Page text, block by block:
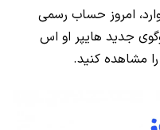
امروز حساب رسمی
جدید هایپر او اس
مشاهده کنید.